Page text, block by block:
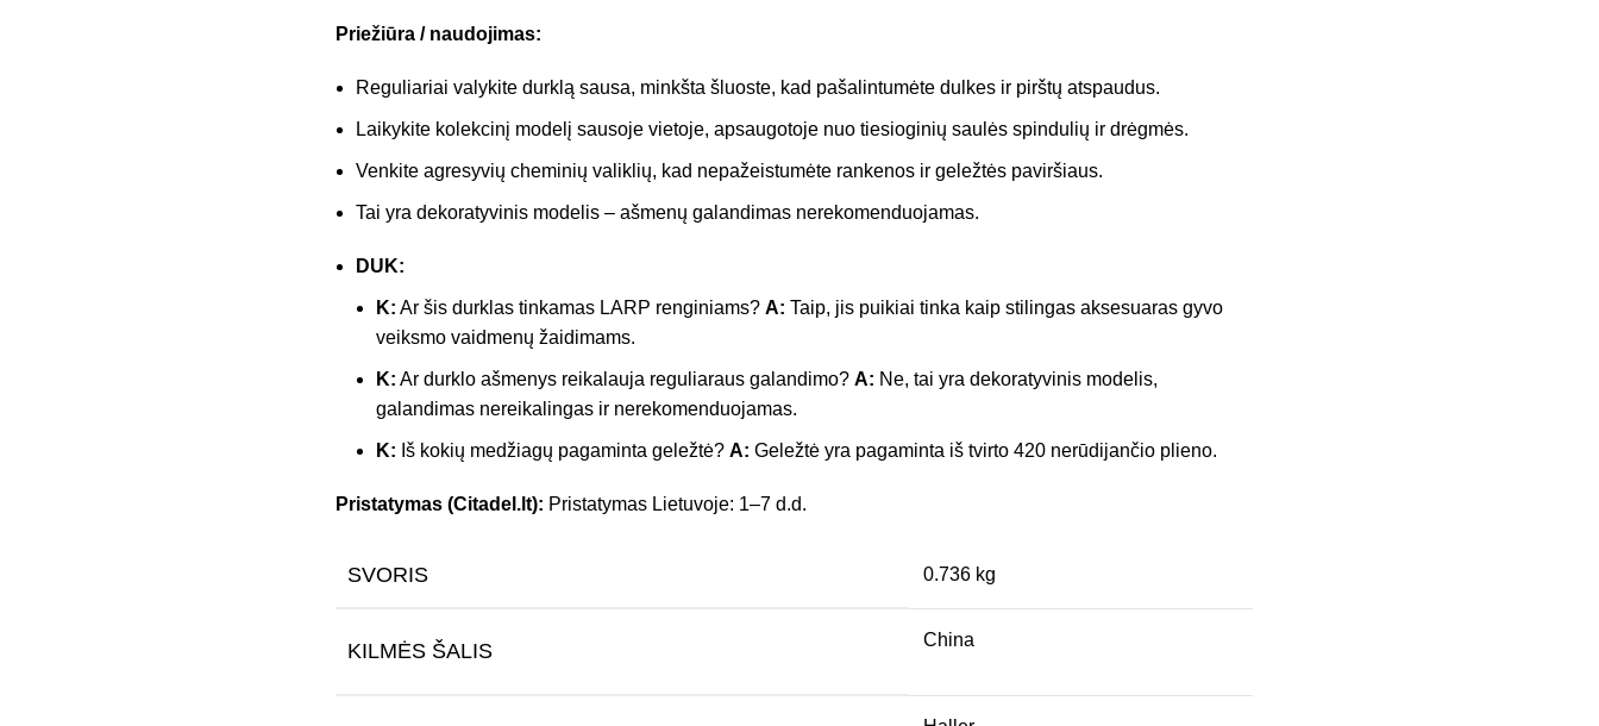
Priežiūra / naudojimas:
Reguliariai valykite durklą sausa, minkšta šluoste, kad pašalintumėte dulkes ir pirštų atspaudus.
Laikykite kolekcinį modelį sausoje vietoje, apsaugotoje nuo tiesioginių saulės spindulių ir drėgmės.
Venkite agresyvių cheminių valiklių, kad nepažeistumėte rankenos ir geležtės paviršiaus.
Tai yra dekoratyvinis modelis – ašmenų galandimas nerekomenduojamas.
DUK:
K: Ar šis durklas tinkamas LARP renginiams? A: Taip, jis puikiai tinka kaip stilingas aksesuaras gyvo
veiksmo vaidmenų žaidimams.
K: Ar durklo ašmenys reikalauja reguliaraus galandimo? A: Ne, tai yra dekoratyvinis modelis,
galandimas nereikalingas ir nerekomenduojamas.
K: Iš kokių medžiagų pagaminta geležtė? A: Geležtė yra pagaminta iš tvirto 420 nerūdijančio plieno.
Pristatymas (Citadel.lt): Pristatymas Lietuvoje: 1–7 d.d.
SVORIS 0.736 kg
KILMĖS ŠALIS China